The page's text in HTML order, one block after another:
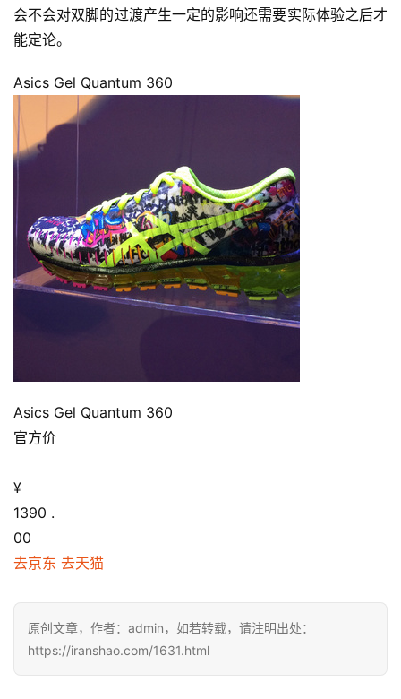
会不会对双脚的过渡产生一定的影响还需要实际体验之后才
能定论。
Asics Gel Quantum 360
Asics Gel Quantum 360
官方价
¥
1390 .
00
去京东 去天猫
原创文章，作者：admin，如若转载，请注明出处：
https://iranshao.com/1631.html